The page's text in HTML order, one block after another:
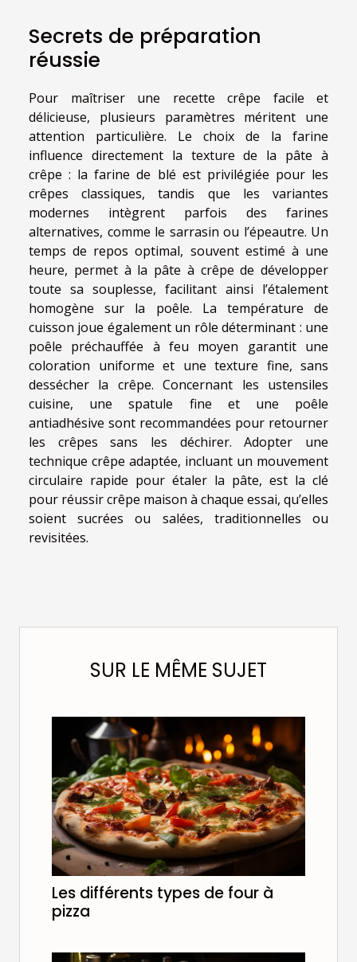
Secrets de préparation
réussie
Pour maîtriser une recette crêpe facile et
délicieuse, plusieurs paramètres méritent une
attention particulière. Le choix de la farine
influence directement la texture de la pâte à
crêpe : la farine de blé est privilégiée pour les
crêpes classiques, tandis que les variantes
modernes intègrent parfois des farines
alternatives, comme le sarrasin ou l’épeautre. Un
temps de repos optimal, souvent estimé à une
heure, permet à la pâte à crêpe de développer
toute sa souplesse, facilitant ainsi l’étalement
homogène sur la poêle. La température de
cuisson joue également un rôle déterminant : une
poêle préchauffée à feu moyen garantit une
coloration uniforme et une texture fine, sans
dessécher la crêpe. Concernant les ustensiles
cuisine, une spatule fine et une poêle
antiadhésive sont recommandées pour retourner
les crêpes sans les déchirer. Adopter une
technique crêpe adaptée, incluant un mouvement
circulaire rapide pour étaler la pâte, est la clé
pour réussir crêpe maison à chaque essai, qu’elles
soient sucrées ou salées, traditionnelles ou
revisitées.
SUR LE MÊME SUJET
Les différents types de four à
pizza